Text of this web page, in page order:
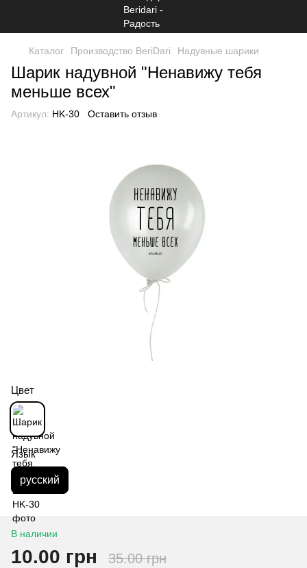
Каталог Производство BeriDari Надувные шарики
Шарик надувной "Ненавижу тебя
меньше всех"
Артикул: HK-30 Оставить отзыв
Цвет
Язык
русский
В наличии
10.00 грн 35.00 грн